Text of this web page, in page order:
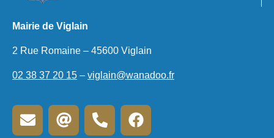
Mairie de Viglain
2 Rue Romaine – 45600 Viglain
02 38 37 20 15 – viglain@wanadoo.fr